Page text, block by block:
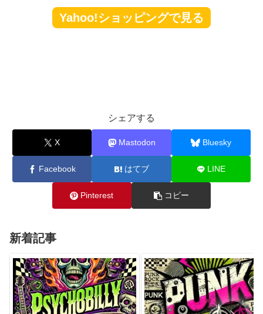
Yahoo!ショッピングで見る
シェアする
X Mastodon Bluesky
Facebook はてブ LINE
Pinterest コピー
新着記事